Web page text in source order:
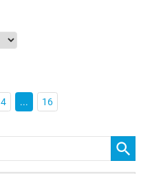
4 ... 16